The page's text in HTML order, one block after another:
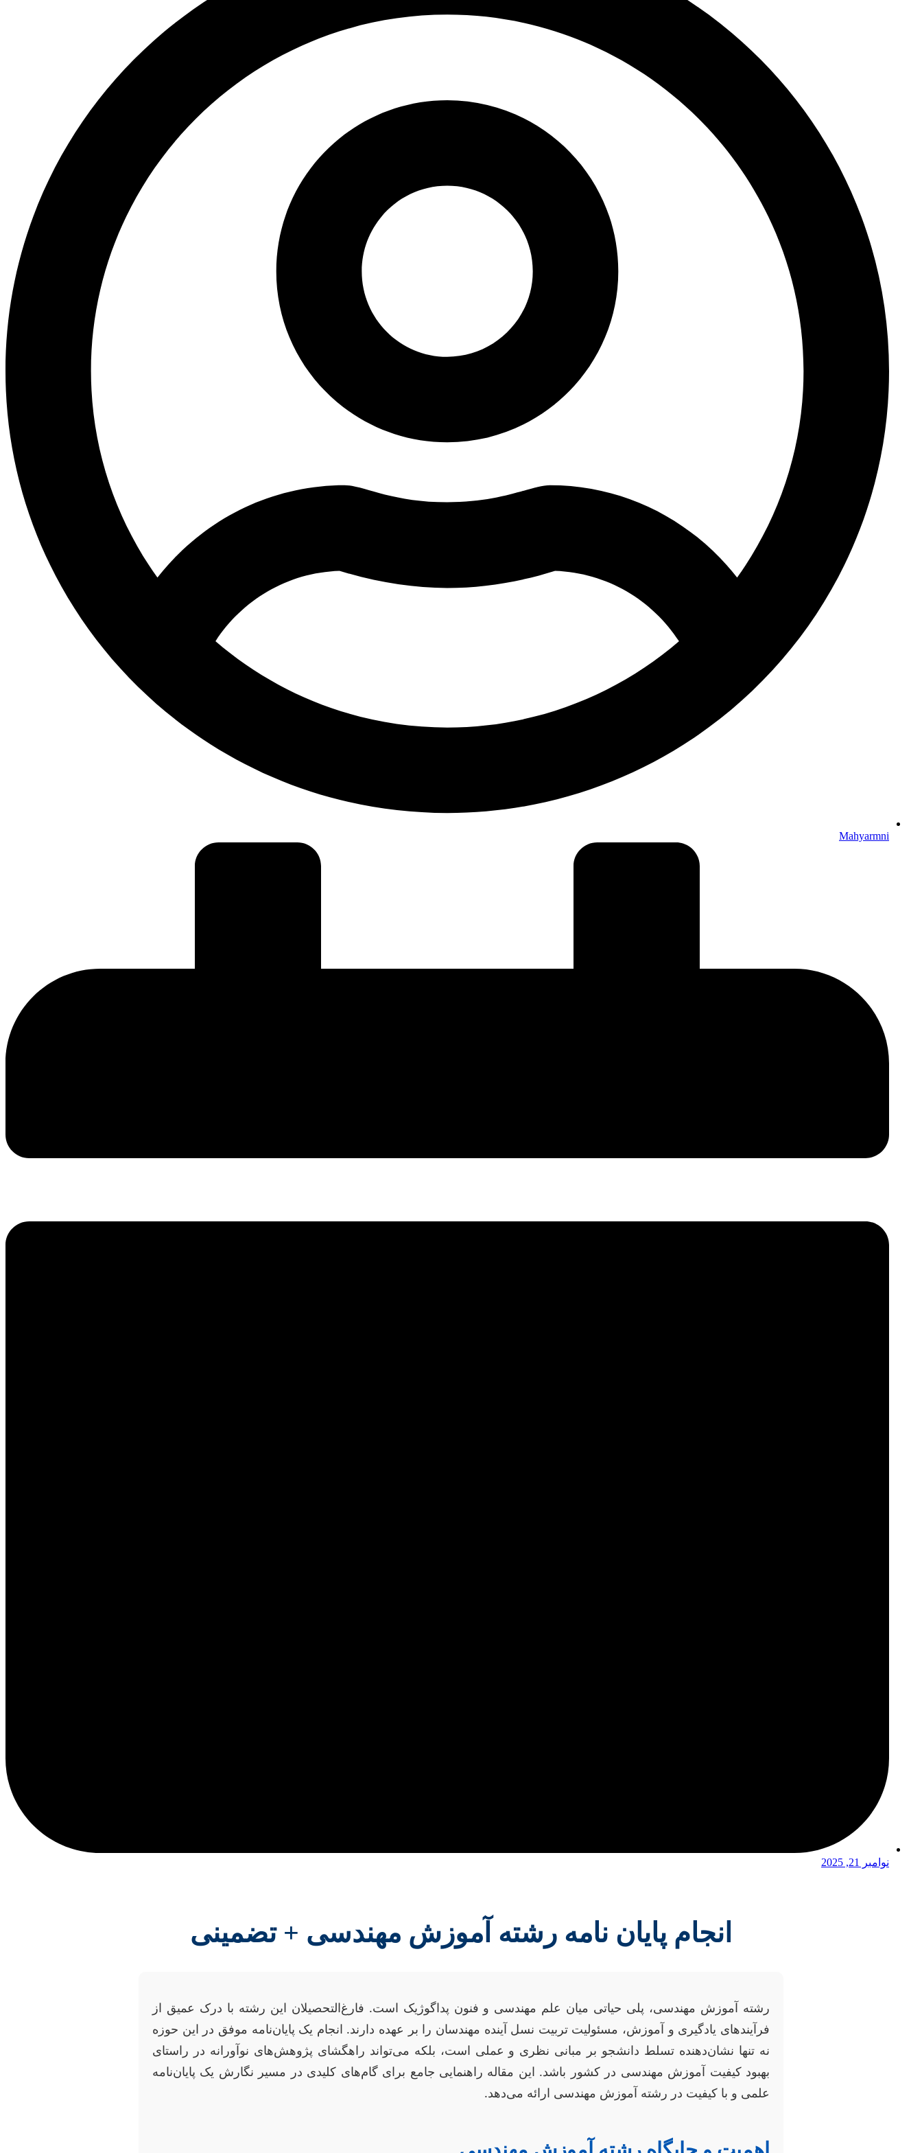
Mahyarmni
نوامبر 21, 2025
انجام پایان نامه رشته آموزش مهندسی + تضمینی
رشته آموزش مهندسی، پلی حیاتی میان علم مهندسی و فنون پداگوژیک است. فارغ‌التحصیلان این رشته با درک عمیق از
فرآیندهای یادگیری و آموزش، مسئولیت تربیت نسل آینده مهندسان را بر عهده دارند. انجام یک پایان‌نامه موفق در این حوزه
نه تنها نشان‌دهنده تسلط دانشجو بر مبانی نظری و عملی است، بلکه می‌تواند راهگشای پژوهش‌های نوآورانه در راستای
بهبود کیفیت آموزش مهندسی در کشور باشد. این مقاله راهنمایی جامع برای گام‌های کلیدی در مسیر نگارش یک پایان‌نامه
علمی و با کیفیت در رشته آموزش مهندسی ارائه می‌دهد.